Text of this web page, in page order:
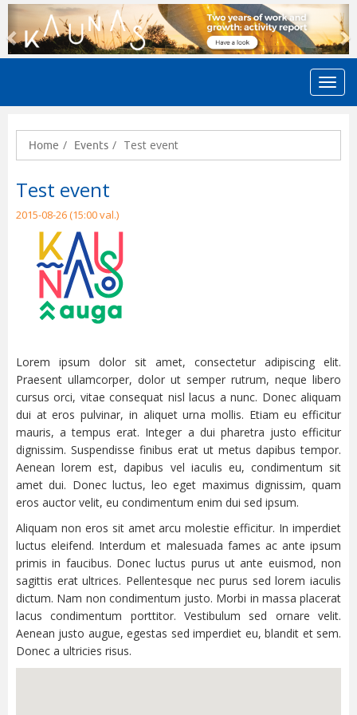
Previous
Home Events Test event
Test event
2015-08-26 (15:00 val.)
Lorem ipsum dolor sit amet, consectetur adipiscing elit.
Praesent ullamcorper, dolor ut semper rutrum, neque libero
cursus orci, vitae consequat nisl lacus a nunc. Donec aliquam
dui at eros pulvinar, in aliquet urna mollis. Etiam eu efficitur
mauris, a tempus erat. Integer a dui pharetra justo efficitur
dignissim. Suspendisse finibus erat ut metus dapibus tempor.
Aenean lorem est, dapibus vel iaculis eu, condimentum sit
amet dui. Donec luctus, leo eget maximus dignissim, quam
eros auctor velit, eu condimentum enim dui sed ipsum.
Aliquam non eros sit amet arcu molestie efficitur. In imperdiet
luctus eleifend. Interdum et malesuada fames ac ante ipsum
primis in faucibus. Donec luctus purus ut ante euismod, non
sagittis erat ultrices. Pellentesque nec purus sed lorem iaculis
dictum. Nam non condimentum justo. Morbi in massa placerat
lacus condimentum porttitor. Vestibulum sed ornare velit.
Aenean justo augue, egestas sed imperdiet eu, blandit et sem.
Donec a ultricies risus.